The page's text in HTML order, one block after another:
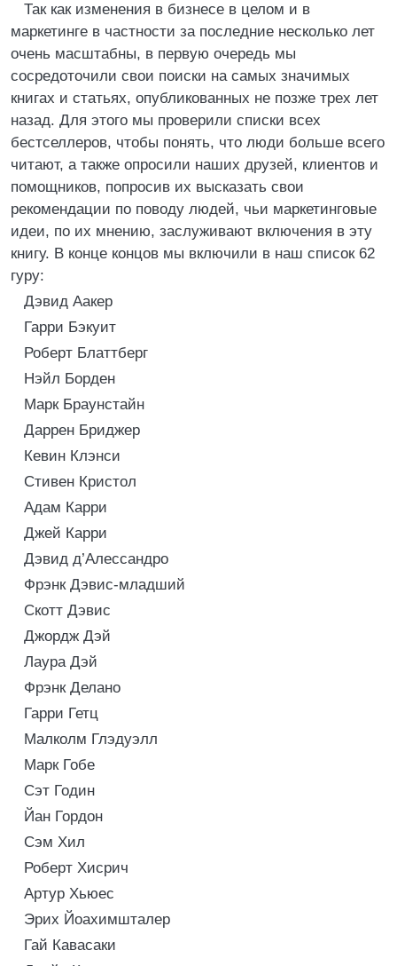
Так как изменения в бизнесе в целом и в
маркетинге в частности за последние несколько лет
очень масштабны, в первую очередь мы
сосредоточили свои поиски на самых значимых
книгах и статьях, опубликованных не позже трех лет
назад. Для этого мы проверили списки всех
бестселлеров, чтобы понять, что люди больше всего
читают, а также опросили наших друзей, клиентов и
помощников, попросив их высказать свои
рекомендации по поводу людей, чьи маркетинговые
идеи, по их мнению, заслуживают включения в эту
книгу. В конце концов мы включили в наш список 62
гуру:
Дэвид Аакер
Гарри Бэкуит
Роберт Блаттберг
Нэйл Борден
Марк Браунстайн
Даррен Бриджер
Кевин Клэнси
Стивен Кристол
Адам Карри
Джей Карри
Дэвид д’Алессандро
Фрэнк Дэвис-младший
Скотт Дэвис
Джордж Дэй
Лаура Дэй
Фрэнк Делано
Гарри Гетц
Малколм Глэдуэлл
Марк Гобе
Сэт Годин
Йан Гордон
Сэм Хил
Роберт Хисрич
Артур Хьюес
Эрих Йоахимшталер
Гай Кавасаки